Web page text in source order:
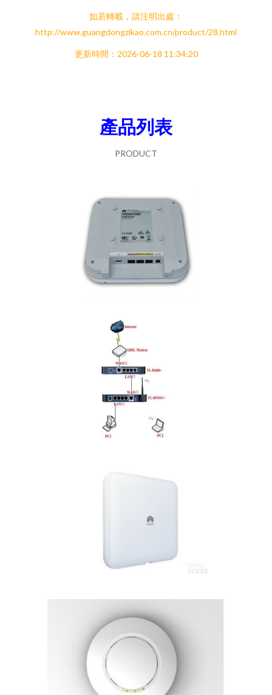
如若轉載，請注明出處：
http://www.guangdongzikao.com.cn/product/28.html
更新時間：2026-06-18 11:34:20
產品列表
PRODUCT